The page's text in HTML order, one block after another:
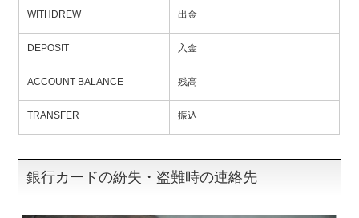
WITHDREW 出金
DEPOSIT 入金
ACCOUNT BALANCE 残高
TRANSFER 振込
銀行カードの紛失・盗難時の連絡先